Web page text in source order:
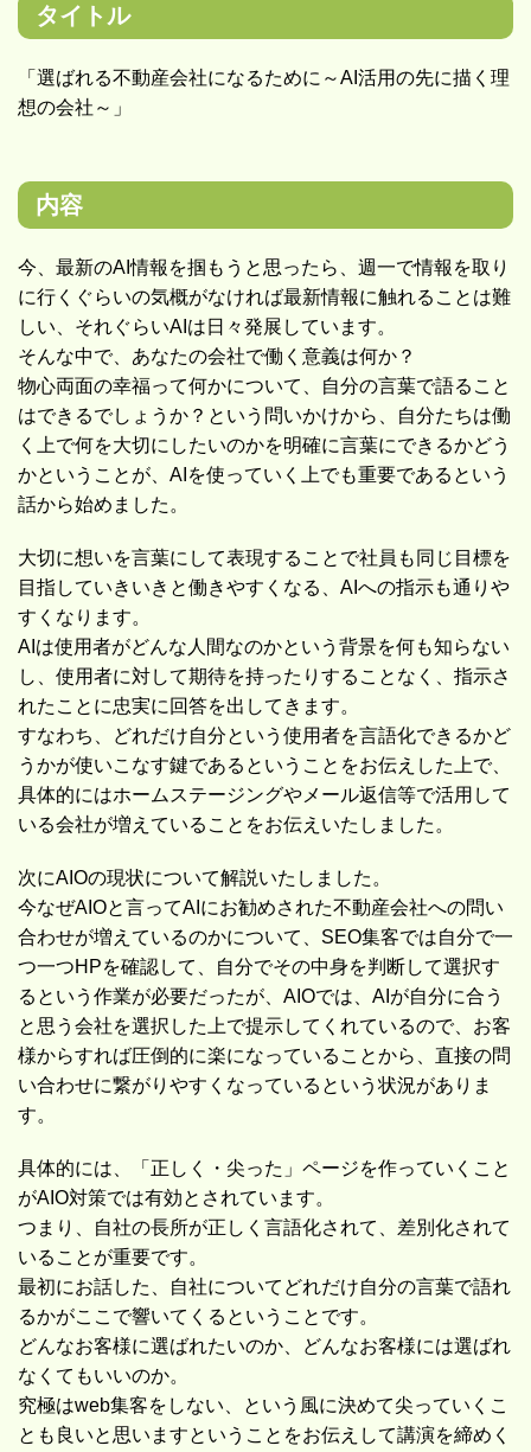
タイトル
「選ばれる不動産会社になるために～AI活用の先に描く理
想の会社～」
内容
今、最新のAI情報を掴もうと思ったら、週一で情報を取り
に行くぐらいの気概がなければ最新情報に触れることは難
しい、それぐらいAIは日々発展しています。
そんな中で、あなたの会社で働く意義は何か？
物心両面の幸福って何かについて、自分の言葉で語ること
はできるでしょうか？という問いかけから、自分たちは働
く上で何を大切にしたいのかを明確に言葉にできるかどう
かということが、AIを使っていく上でも重要であるという
話から始めました。
大切に想いを言葉にして表現することで社員も同じ目標を
目指していきいきと働きやすくなる、AIへの指示も通りや
すくなります。
AIは使用者がどんな人間なのかという背景を何も知らない
し、使用者に対して期待を持ったりすることなく、指示さ
れたことに忠実に回答を出してきます。
すなわち、どれだけ自分という使用者を言語化できるかど
うかが使いこなす鍵であるということをお伝えした上で、
具体的にはホームステージングやメール返信等で活用して
いる会社が増えていることをお伝えいたしました。
次にAIOの現状について解説いたしました。
今なぜAIOと言ってAIにお勧めされた不動産会社への問い
合わせが増えているのかについて、SEO集客では自分で一
つ一つHPを確認して、自分でその中身を判断して選択す
るという作業が必要だったが、AIOでは、AIが自分に合う
と思う会社を選択した上で提示してくれているので、お客
様からすれば圧倒的に楽になっていることから、直接の問
い合わせに繋がりやすくなっているという状況がありま
す。
具体的には、「正しく・尖った」ページを作っていくこと
がAIO対策では有効とされています。
つまり、自社の長所が正しく言語化されて、差別化されて
いることが重要です。
最初にお話した、自社についてどれだけ自分の言葉で語れ
るかがここで響いてくるということです。
どんなお客様に選ばれたいのか、どんなお客様には選ばれ
なくてもいいのか。
究極はweb集客をしない、という風に決めて尖っていくこ
とも良いと思いますということをお伝えして講演を締めく